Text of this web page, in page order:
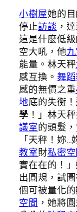
小樹屋她的
停止訪談 ，
這是什麼低
空大吼，他
能量。林天秤
感互換。 舞
感的無價之重
地底的失衡
學！」林天
議室的頭髮，
「天秤！妳
教室財私密
實在在的！
出圓規，試
個可被量化
空間 ，她將